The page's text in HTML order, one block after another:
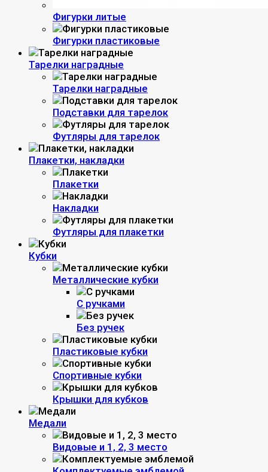
Фигурки литые
Фигурки пластиковые
Тарелки наградные
Тарелки наградные
Подставки для тарелок
Футляры для тарелок
Плакетки, накладки
Плакетки
Накладки
Футляры для плакетки
Кубки
Металлические кубки
С ручками
Без ручек
Пластиковые кубки
Спортивные кубки
Крышки для кубков
Медали
Видовые и 1, 2, 3 место